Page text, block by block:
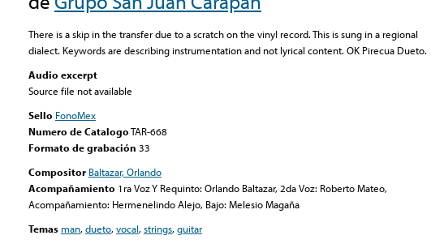
There is a skip in the transfer due to a scratch on the vinyl record. This is sung in a regional
dialect. Keywords are describing instrumentation and not lyrical content. OK Pirecua Dueto.
Audio excerpt
Source file not available
Sello FonoMex
Numero de CatalogoTAR-668
Formato de grabación 33
Compositor Baltazar, Orlando
Acompañamiento 1ra Voz Y Requinto: Orlando Baltazar, 2da Voz: Roberto Mateo,
Acompañamiento: Hermenelindo Alejo, Bajo: Melesio Magaña
Temas man,dueto,vocal,strings,guitar